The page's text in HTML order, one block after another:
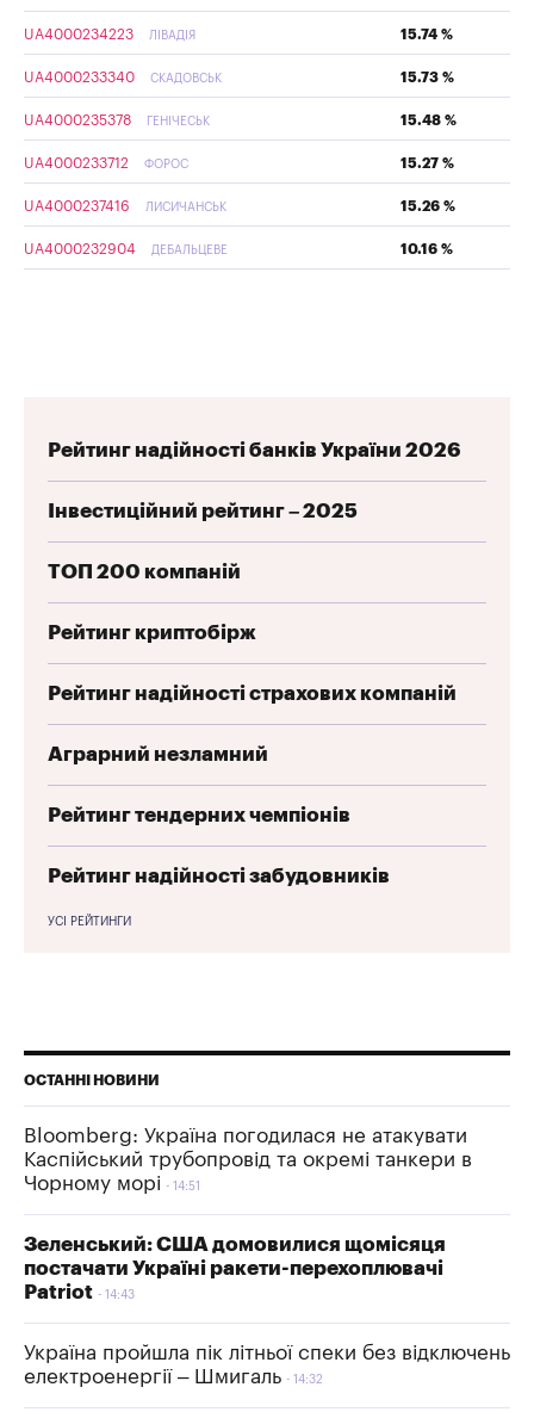
UA4000234223 ЛІВАДІЯ 15.74 %
UA4000233340 СКАДОВСЬК 15.73 %
UA4000235378 ГЕНІЧЕСЬК 15.48 %
UA4000233712 ФОРОС 15.27 %
UA4000237416 ЛИСИЧАНСЬК 15.26 %
UA4000232904 ДЕБАЛЬЦЕВЕ 10.16 %
Рейтинг надійності банків України 2026
Інвестиційний рейтинг – 2025
ТОП 200 компаній
Рейтинг криптобірж
Рейтинг надійності страхових компаній
Аграрний незламний
Рейтинг тендерних чемпіонів
Рейтинг надійності забудовників
УСІ РЕЙТИНГИ
ОСТАННІ НОВИНИ
Bloomberg: Україна погодилася не атакувати
Каспійський трубопровід та окремі танкери в
Чорному морі
14:51
Зеленський: США домовилися щомісяця
постачати Україні ракети-перехоплювачі
Patriot
14:43
Україна пройшла пік літньої спеки без відключень
електроенергії – Шмигаль
14:32